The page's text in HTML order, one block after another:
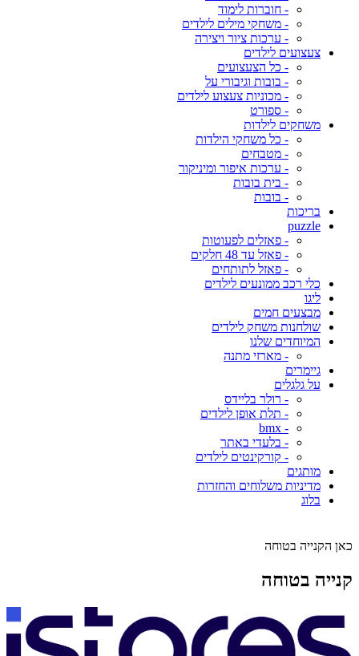
- חוברות לימוד
- משחקי מילים לילדים
- ערכות ציור ויצירה
צעצועים לילדים
- כל הצעצועים
- בובות וגיבורי על
- מכוניות צעצוע לילדים
- ספורט
משחקים לילדות
- כל משחקי הילדות
- מטבחים
- ערכות איפור ומיניקור
- בית בובות
- בובות
בריכות
puzzle
- פאזלים לפעוטות
- פאזל עד 48 חלקים
- פאזל לתותחים
כלי רכב ממונעים לילדים
ליגו
מבצעים חמים
שולחנות משחק לילדים
המיוחדים שלנו
- מארזי מתנה
גיימרים
על גלגלים
- רולר בליידס
- תלת אופן לילדים
- bmx
- בלעדי באתר
- קורקינטים לילדים
מותגים
מדיניות משלוחים והחזרות
בלוג
כאן הקנייה בטוחה
קנייה בטוחה